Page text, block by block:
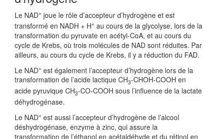
Le NAD+ joue le rôle d’accepteur d’hydrogène et est
transformé en NADH + H+ au cours de la glycolyse, lors de la
transformation du pyruvate en acétyl-CoA, et au cours du
cycle de Krebs, où trois molécules de NAD sont réduites. Par
ailleurs, au cours du cycle de Krebs, il y a réduction du FAD.
Le NAD+ est également l’accepteur d’hydrogène lors de la
transformation de l’acide lactique CH3-CHOH-COOH en
acide pyruvique CH3-CO-COOH sous l’influence de la lactate
déhydrogénase.
Le NAD+ est aussi l’accepteur d’hydrogène de l’alcool
déshydrogénase, enzyme à zinc, qui assure la
transformation de l’éthanol en acétaldéhyde et du rétinol en